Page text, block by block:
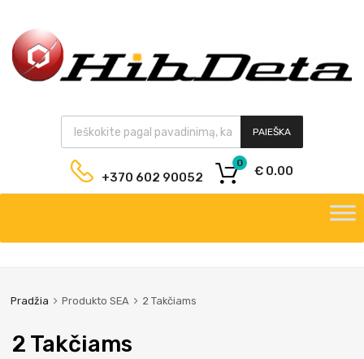
PAIEŠKA
+370 602 90052 € 0.00
0
Pradžia Produkto SEA 2 Takčiams
2 Takčiams